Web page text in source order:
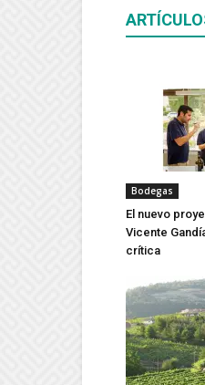
Bodegas
El nuevo
Vicente
crítica